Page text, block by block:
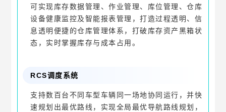
可实现库存数据管理、作业管理、库位管理、仓库
设备健康监控及智能报表管理，打造过程透明、信
息透明便捷的仓库管理体系，打破库存资产黑箱状
态，实时掌握库存与成本占用。
RCS调度系统
支持数百台不同车型车辆同一场地协同运行，并快
速规划出最优路线，实现全局最优导航路线规划，